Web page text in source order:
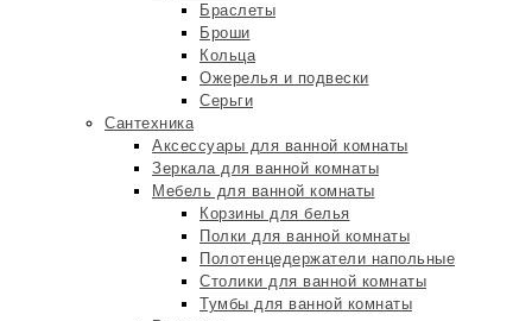
Браслеты
Броши
Кольца
Ожерелья и подвески
Серьги
Сантехника
Аксессуары для ванной комнаты
Зеркала для ванной комнаты
Мебель для ванной комнаты
Корзины для белья
Полки для ванной комнаты
Полотенцедержатели напольные
Столики для ванной комнаты
Тумбы для ванной комнаты